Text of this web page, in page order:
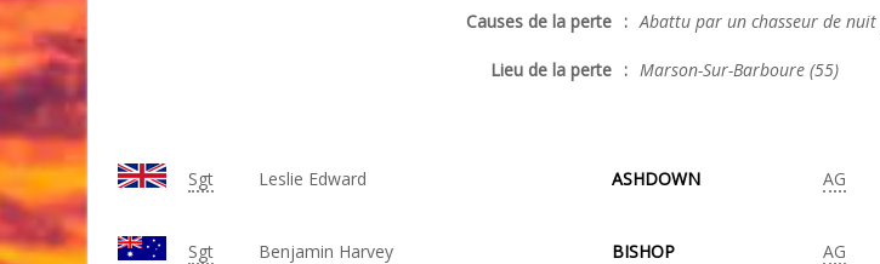
Causes de la perte : Abattu par un chasseur de nuit
Lieu de la perte : Marson-Sur-Barboure (55)
Sgt Leslie Edward ASHDOWN AG
Sgt Benjamin Harvey BISHOP AG